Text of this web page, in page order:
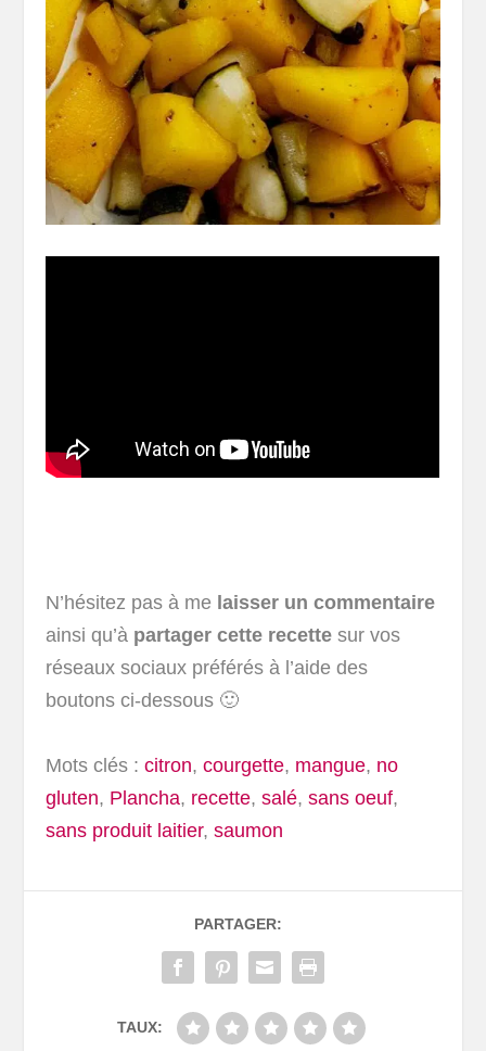
N’hésitez pas à me laisser un commentaire
ainsi qu’à partager cette recette sur vos
réseaux sociaux préférés à l’aide des
boutons ci-dessous 🙂
Mots clés : citron,courgette, mangue, no
gluten, Plancha, recette,salé,sans oeuf,
sans produit laitier,saumon
PARTAGER:
TAUX: